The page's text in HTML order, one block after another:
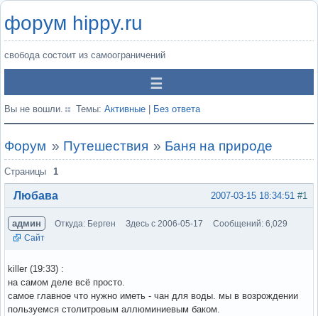
форум hippy.ru
свобода состоит из самоограничений
Вы не вошли. Темы: Активные Без ответа
Форум » Путешествия » Баня на природе
Страницы 1
#1
2007-03-15 18:34:51
Любава
админ Откуда: Берген Здесь с 2006-05-17
Сообщений: 6,029
Сайт
killer (19:33) :
на самом деле всё просто.
самое главное что нужно иметь - чан для воды. мы в возрождении
пользуемся столитровым аллюминиевым баком.